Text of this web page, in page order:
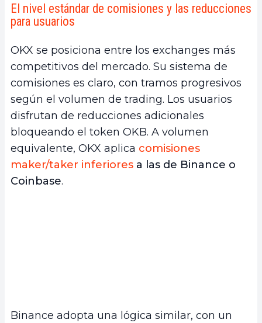
El nivel estándar de comisiones y las reducciones
para usuarios
OKX se posiciona entre los exchanges más
competitivos del mercado. Su sistema de
comisiones es claro, con tramos progresivos
según el volumen de trading. Los usuarios
disfrutan de reducciones adicionales
bloqueando el token OKB. A volumen
equivalente, OKX aplica comisiones
maker/taker inferiores a las de Binance o
Coinbase.
Binance adopta una lógica similar, con un